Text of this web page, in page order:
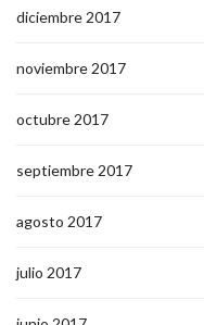
diciembre 2017
noviembre 2017
octubre 2017
septiembre 2017
agosto 2017
julio 2017